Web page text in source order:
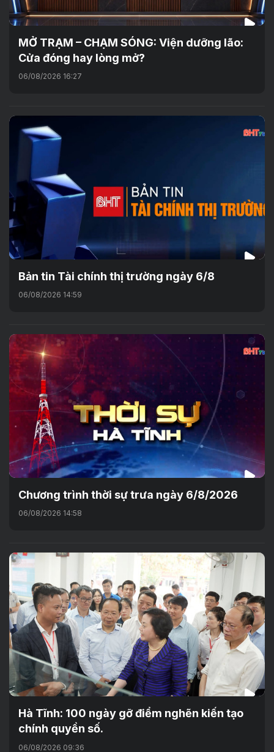
MỞ TRẠM – CHẠM SÓNG: Viện dưỡng lão:
Cửa đóng hay lòng mở?
06/08/2026 16:27
Bản tin Tài chính thị trường ngày 6/8
06/08/2026 14:59
Chương trình thời sự trưa ngày 6/8/2026
06/08/2026 14:58
Hà Tĩnh: 100 ngày gỡ điểm nghẽn kiến tạo
chính quyền số.
06/08/2026 09:36